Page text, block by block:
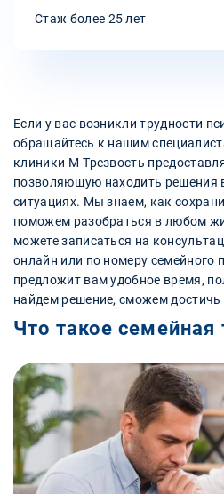
Стаж более 25 лет
Если у вас возникли трудности
обращайтесь к нашим
клиники М-Трезвость
позволяющую находить решения
ситуациях. Мы знаем, как
поможем разобраться в любом
можете записаться на
онлайн или по номеру семейного
предложит вам удобное время,
найдем решение, сможем
Что такое семейная